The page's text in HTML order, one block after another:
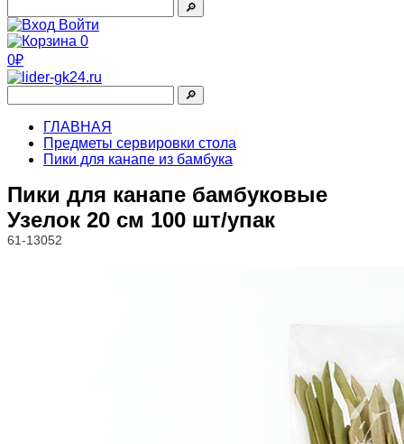
🔎︎
Войти
0
0₽
🔎︎
ГЛАВНАЯ
Предметы сервировки стола
Пики для канапе из бамбука
Пики для канапе бамбуковые
Узелок 20 см 100 шт/упак
61-13052